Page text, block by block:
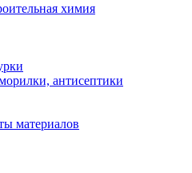
химия
антисептики
материалов